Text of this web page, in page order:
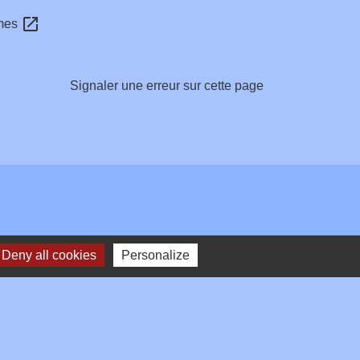
open_in_new
Signaler une erreur sur cette page
Deny all cookies Personalize